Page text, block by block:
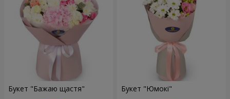
Букет "Бажаю щастя" Букет "Юмокі"